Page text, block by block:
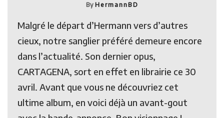
By HermannBD
Malgré le départ d’Hermann vers d’autres
cieux, notre sanglier préféré demeure encore
dans l’actualité. Son dernier opus,
CARTAGENA, sort en effet en librairie ce 30
avril. Avant que vous ne découvriez cet
ultime album, en voici déjà un avant-gout